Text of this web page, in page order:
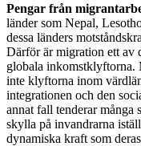
Pengar från
länder som Nepal,
dessa länders
Därför är migration ett av
globala inkomstklyftorna.
inte klyftorna inom
integrationen och den
annat fall tenderar många
skylla på invandrarna
dynamiska kraft som